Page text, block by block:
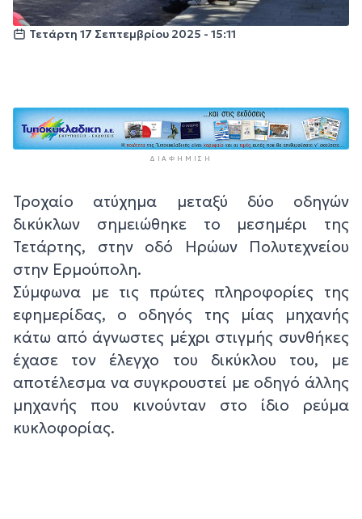
Τετάρτη 17 Σεπτεμβρίου 2025 - 15:11
ΔΙΑΦΉΜΙΣΗ
Τροχαίο ατύχημα μεταξύ δύο οδηγών
δικύκλων σημειώθηκε το μεσημέρι της
Τετάρτης, στην οδό Ηρώων Πολυτεχνείου
στην Ερμούπολη.
Σύμφωνα με τις πρώτες πληροφορίες της
εφημερίδας, ο οδηγός της μίας μηχανής
κάτω από άγνωστες μέχρι στιγμής συνθήκες
έχασε τον έλεγχο του δικύκλου του, με
αποτέλεσμα να συγκρουστεί με οδηγό άλλης
μηχανής που κινούνταν στο ίδιο ρεύμα
κυκλοφορίας.